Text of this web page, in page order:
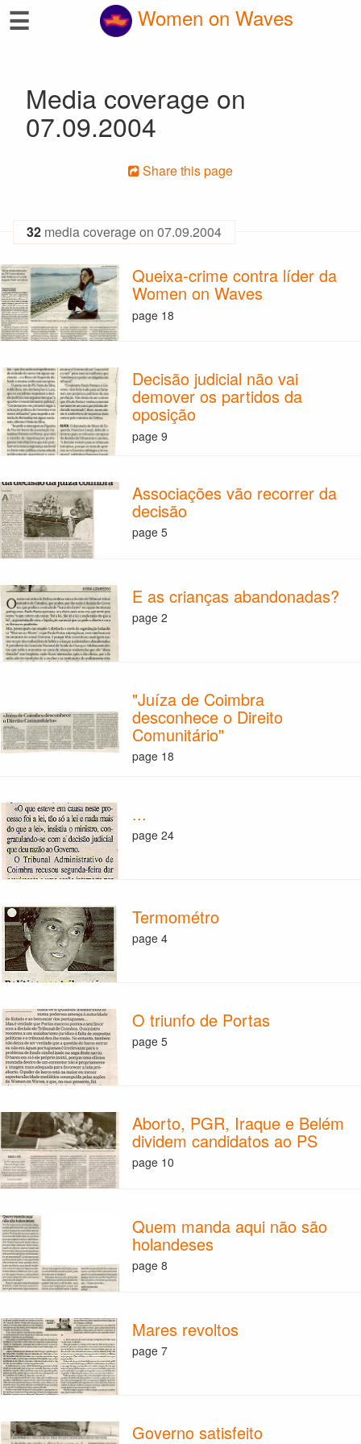
☰ Women on Waves
Media coverage on
07.09.2004
Share this page
32 media coverage on 07.09.2004
Queixa-crime contra líder da
Women on Waves
page 18
Decisão judicial não vai
demover os partidos da
oposição
page 9
Associações vão recorrer da
decisão
page 5
E as crianças abandonadas?
page 2
"Juíza de Coimbra
desconhece o Direito
Comunitário"
page 18
...
page 24
Termométro
page 4
O triunfo de Portas
page 5
Aborto, PGR, Iraque e Belém
dividem candidatos ao PS
page 10
Quem manda aqui não são
holandeses
page 8
Mares revoltos
page 7
Governo satisfeito